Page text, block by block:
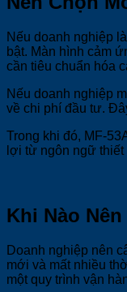
Nếu doanh nghiệp
bật. Màn hình cảm
cần tiêu chuẩn hóa
Nếu doanh nghiệp
về chi phí đầu tư.
Trong khi đó, MF-
lợi từ ngôn ngữ
Khi Nào
Doanh nghiệp nên
mới và mất nhiều
một quy trình vận